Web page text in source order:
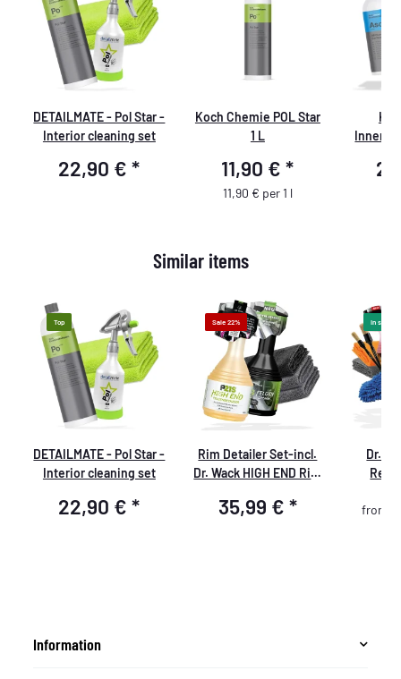
DETAILMATE - Pol Star -
Interior cleaning set
22,90 €*
Koch Chemie POL Star
1 L
11,90 €*
11,90 € per 1 l
Similar items
Top
DETAILMATE - Pol Star -
Interior cleaning set
22,90 €*
Sale 22%
Rim Detailer Set-incl.
Dr. Wack HIGH END Rim
35,99 € *
In stock
Dr.
from
Information